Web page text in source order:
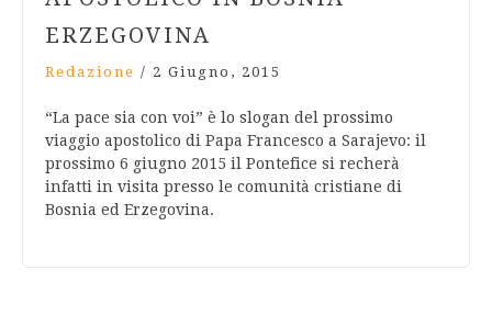
ERZEGOVINA
Redazione / 2 Giugno, 2015
“La pace sia con voi” è lo slogan del prossimo
viaggio apostolico di Papa Francesco a Sarajevo: il
prossimo 6 giugno 2015 il Pontefice si recherà
infatti in visita presso le comunità cristiane di
Bosnia ed Erzegovina.